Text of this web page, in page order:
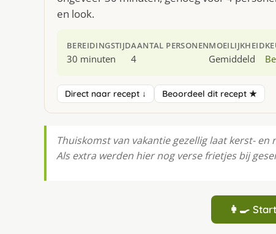
en look.
BEREIDINGSTIJD
30 minuten
AANTAL PERSONEN
4
MOEILIJKHEID
Gemiddeld
Direct naar recept ↓ Beoordeel dit recept ★
Thuiskomst van vakantie gezellig laat kerst-
Als extra werden hier nog verse frietjes bij
👩‍🍳